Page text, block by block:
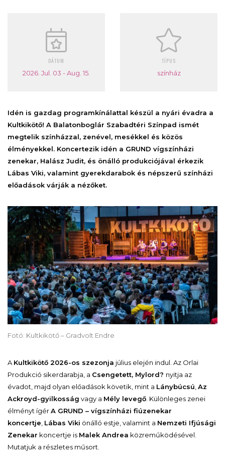
DÁTUM
2026. Jul. 03 - Aug. 15.
TÍPUS
színház
Idén is gazdag programkínálattal készül a nyári évadra a
Kultkikötő! A Balatonboglár Szabadtéri Színpad ismét
megtelik színházzal, zenével, mesékkel és közös
élményekkel. Koncertezik idén a GRUND vígszínházi
zenekar, Halász Judit, és önálló produkciójával érkezik
Lábas Viki, valamint gyerekdarabok és népszerű színházi
előadások várják a nézőket.
Fotó: Kultkikötő – Gradvolt Endre
A Kultkikötő 2026-os szezonja július elején indul. Az Orlai
Produkció sikerdarabja, a Csengetett, Mylord? nyitja az
évadot, majd olyan előadások követik, mint a Lánybúcsú Az
Ackroyd-gyilkosság vagy a Mély levegő . Különleges zenei
élményt ígérA GRUND – vígszínházi fiúzenekar
koncertje Lábas Viki önálló estje, valamint a Nemzeti Ifjúsági
Zenekar koncertje is Malek Andrea közreműködésével.
Mutatjuk a részletes műsort.